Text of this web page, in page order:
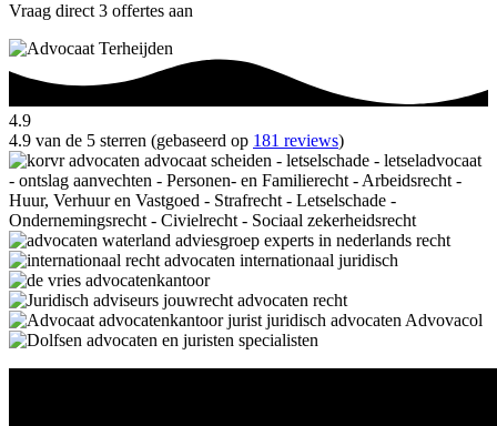
Vraag direct 3 offertes aan
4.9
4.9 van de 5 sterren (gebaseerd op 181 reviews)